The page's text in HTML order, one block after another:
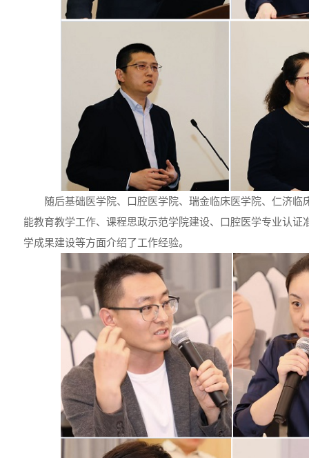
随后基础医学院、口腔医学院、瑞金临床医学院、仁济临
能教育教学工作、课程思政示范学院建设、口腔医学专业认证
学成果建设等方面介绍了工作经验。